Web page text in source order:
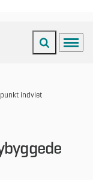
Fold søgefelt ud
Menu
indviet